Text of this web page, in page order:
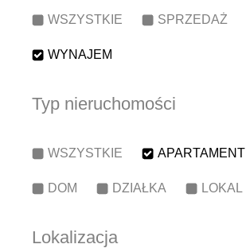
WSZYSTKIE SPRZEDAŻ
WYNAJEM
Typ nieruchomości
WSZYSTKIE APARTAMENT
DOM DZIAŁKA LOKAL
Lokalizacja